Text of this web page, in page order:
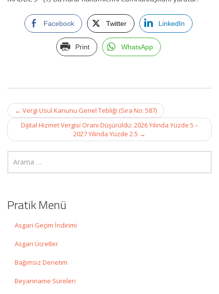
Facebook Twitter LinkedIn
Print WhatsApp
Post
navigation
← Vergi Usul Kanunu Genel Tebliği (Sıra No: 587)
Dijital Hizmet Vergisi Oranı Düşürüldü: 2026 Yılında Yüzde 5 –
2027 Yılında Yüzde 2.5 →
Pratik Menü
Asgari Geçim İndirimi
Asgari Ücretler
Bağımsız Denetim
Beyanname Süreleri